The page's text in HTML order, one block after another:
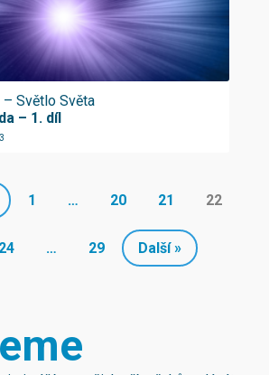
Světlo Světa
– 1. díl
1 … 20 21 22
24 … 29 Další »